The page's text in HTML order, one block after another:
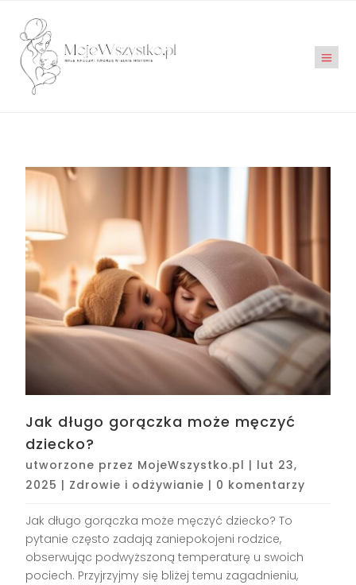
Jak długo gorączka może męczyć
dziecko?
utworzone przez MojeWszystko.pl | lut 23,
2025 | Zdrowie i odżywianie | 0 komentarzy
Jak długo gorączka może męczyć dziecko? To
pytanie często zadają zaniepokojeni rodzice,
obserwując podwyższoną temperaturę u swoich
pociech. Przyjrzyjmy się bliżej temu zagadnieniu,